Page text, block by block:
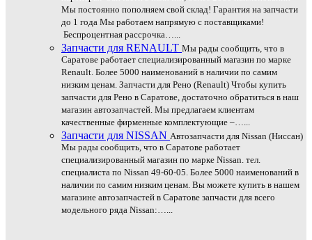
Мы постоянно пополняем свой склад! Гарантия на запчасти
до 1 года Мы работаем напрямую с поставщиками!
Беспроцентная рассрочка…...
Запчасти для RENAULT Мы рады сообщить, что в
Саратове работает специализированный магазин по марке
Renault. Более 5000 наименований в наличии по самим
низким ценам. Запчасти для Рено (Renault) Чтобы купить
запчасти для Рено в Саратове, достаточно обратиться в наш
магазин автозапчастей. Мы предлагаем клиентам
качественные фирменные комплектующие –…...
Запчасти для NISSAN Автозапчасти для Nissan (Ниссан)
Мы рады сообщить, что в Саратове работает
специализированный магазин по марке Nissan. тел.
специалиста по Nissan 49-60-05. Более 5000 наименований в
наличии по самим низким ценам. Вы можете купить в нашем
магазине автозапчастей в Саратове запчасти для всего
модельного ряда Nissan:…...